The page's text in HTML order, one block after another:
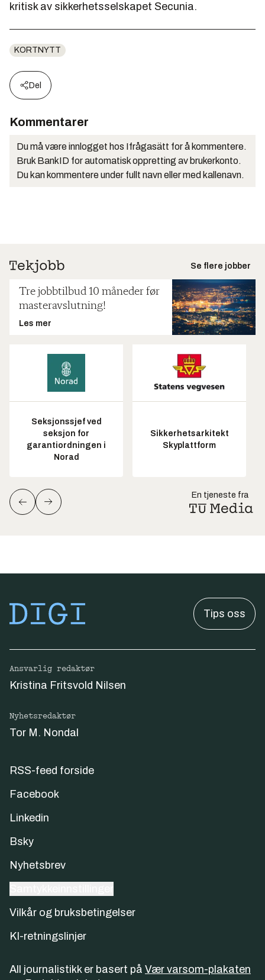
kritisk av sikkerhetsselskapet Secunia.
KORTNYTT
Del
Kommentarer
Du må være innlogget hos Ifrågasätt for å kommentere.
Bruk BankID for automatisk oppretting av brukerkonto.
Du kan kommentere under fullt navn eller med kallenavn.
Se flere jobber
Tre jobbtilbud 10 måneder før
masteravslutning!
Les mer
Seksjonssjef ved
seksjon for
garantiordningen i
Norad
Sikkerhetsarkitekt
Skyplattform
En tjeneste fra
Tips oss
Ansvarlig redaktør
Kristina Fritsvold Nilsen
Nyhetsredaktør
Tor M. Nondal
RSS-feed forside
Facebook
Linkedin
Bsky
Nyhetsbrev
Vilkår og bruksbetingelser
KI-retningslinjer
All journalistikk er basert på Vær varsom-plakaten